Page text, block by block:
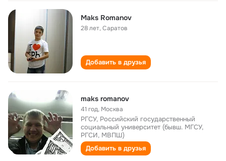
Maks Romanov
28 лет,Саратов
Добавить в друзья
maks romanov
41 год, Москва
РГСУ, Российский государственный
социальный университет (бывш. МГСУ,
РГСИ, МВПШ)
Добавить в друзья